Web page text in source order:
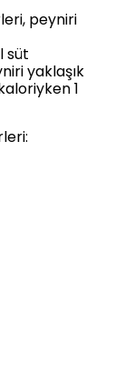
peyniri
süt
yaklaşık
1